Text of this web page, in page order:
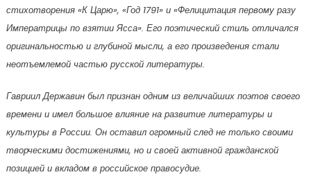
стихотворения «К Царю», «Год 1791» и «Фелицитация первому разу
Императрицы по взятии Ясса». Его поэтический стиль отличался
оригинальностью и глубиной мысли, а его произведения стали
неотъемлемой частью русской литературы.
Гавриил Державин был признан одним из величайших поэтов своего
времени и имел большое влияние на развитие литературы и
культуры в России. Он оставил огромный след не только своими
творческими достижениями, но и своей активной гражданской
позицией и вкладом в российское правосудие.